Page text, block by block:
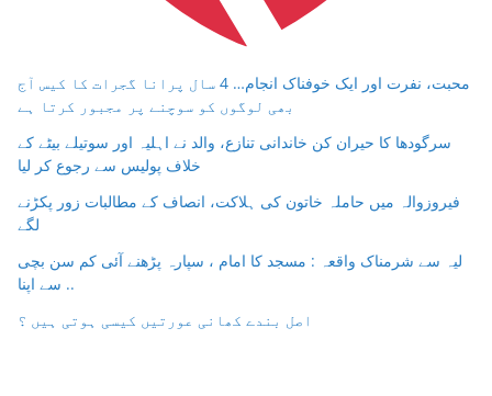
محبت، نفرت اور ایک خوفناک انجام… 4 سال پرانا گجرات کا کیس آج
بھی لوگوں کو سوچنے پر مجبور کرتا ہے
سرگودھا کا حیران کن خاندانی تنازع، والد نے اہلیہ اور سوتیلے بیٹے کے
خلاف پولیس سے رجوع کر لیا
فیروزوالہ میں حاملہ خاتون کی ہلاکت، انصاف کے مطالبات زور پکڑنے
لگے
لیہ سے شرمناک واقعہ : مسجد کا امام ، سپارہ پڑھنے آئی کم سن بچی
سے اپنا ..
اصل بندے کھانی عورتیں کیسی ہوتی ہیں ؟